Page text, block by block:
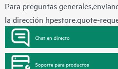
Para preguntas
la dirección hpestore.quote-
Chat en directo
Soporte para productos